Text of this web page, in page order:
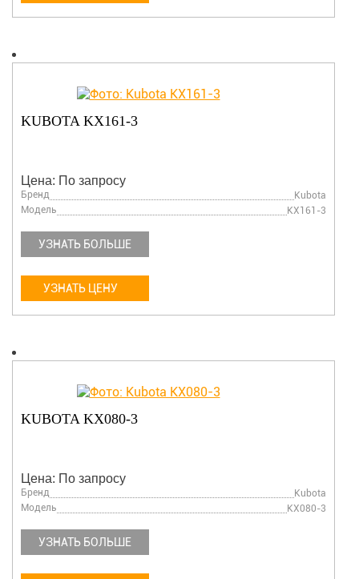
KUBOTA KX161-3
Цена: По запросу
Бренд
Kubota
Модель
KX161-3
УЗНАТЬ БОЛЬШЕ
УЗНАТЬ ЦЕНУ
KUBOTA KX080-3
Цена: По запросу
Бренд
Kubota
Модель
KX080-3
УЗНАТЬ БОЛЬШЕ